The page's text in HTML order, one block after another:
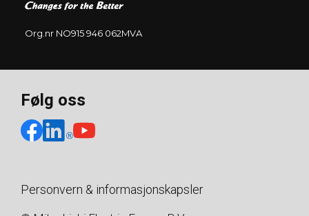
Org.nr NO915 946 062MVA
Følg oss
Personvern & informasjonskapsler